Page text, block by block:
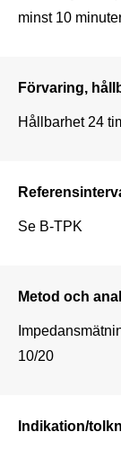
minst 10
Förvaring,
Hållbarhet 24
Se B-TPK
Metod och
10/20
Indikation/